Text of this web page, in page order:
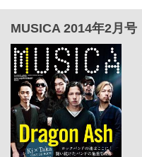
MUSICA 2014年2月号